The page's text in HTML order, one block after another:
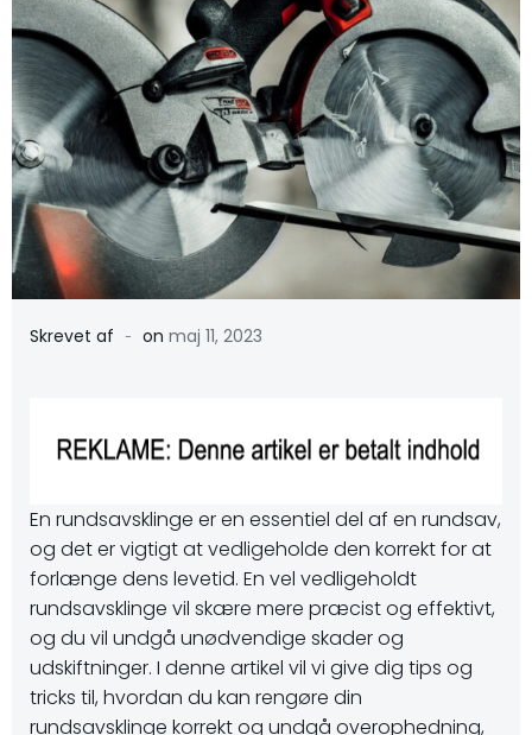
Skrevet af - on maj 11, 2023
En rundsavsklinge er en essentiel del af en rundsav,
og det er vigtigt at vedligeholde den korrekt for at
forlænge dens levetid. En vel vedligeholdt
rundsavsklinge vil skære mere præcist og effektivt,
og du vil undgå unødvendige skader og
udskiftninger. I denne artikel vil vi give dig tips og
tricks til, hvordan du kan rengøre din
rundsavsklinge korrekt og undgå overophedning,